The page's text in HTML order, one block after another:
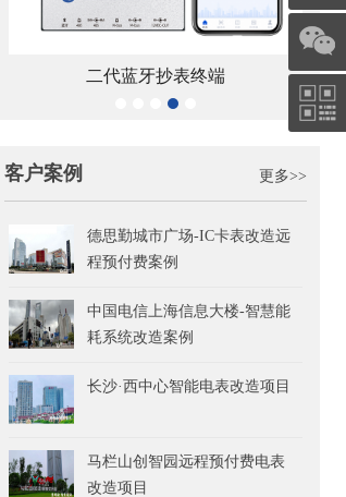
二代蓝牙抄表终端
客户案例 更多>>
德思勤城市广场-IC卡表改造远
程预付费案例
中国电信上海信息大楼-智慧能
耗系统改造案例
长沙·西中心智能电表改造项目
马栏山创智园远程预付费电表
改造项目